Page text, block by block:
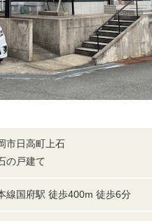
市日高町上石
の戸建て
線国府駅 徒歩400m 徒歩6分